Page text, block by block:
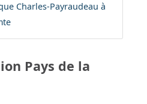
Charles-Payraudeau à
Pays de la